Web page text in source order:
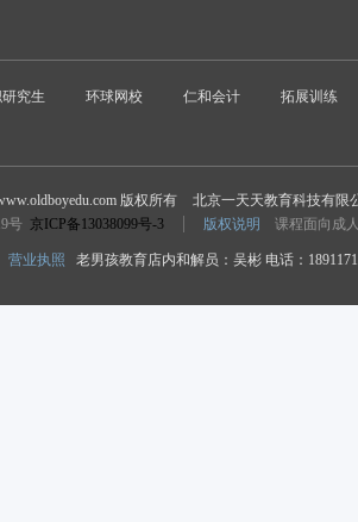
究生 环球网校 仁和会计 拓展训练
版权所有
北京一天天教育科技有限
号 京ICP备13038099号-3 版权说明 课程面向成
营业执照 老男孩教育店内和解员：吴彬 电话：